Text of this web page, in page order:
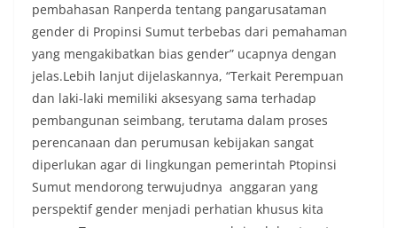
pembahasan Ranperda tentang pangarusataman
gender di Propinsi Sumut terbebas dari pemahaman
yang mengakibatkan bias gender” ucapnya dengan
jelas.Lebih lanjut dijelaskannya, “Terkait Perempuan
dan laki-laki memiliki aksesyang sama terhadap
pembangunan seimbang, terutama dalam proses
perencanaan dan perumusan kebijakan sangat
diperlukan agar di lingkungan pemerintah Ptopinsi
Sumut mendorong terwujudnya anggaran yang
perspektif gender menjadi perhatian khusus kita